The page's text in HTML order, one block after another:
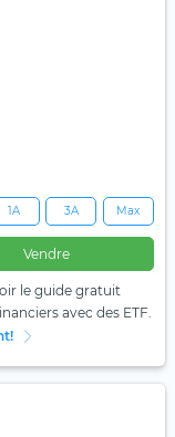
1A 3A Max
Vendre
le guide gratuit
avec des ETF.